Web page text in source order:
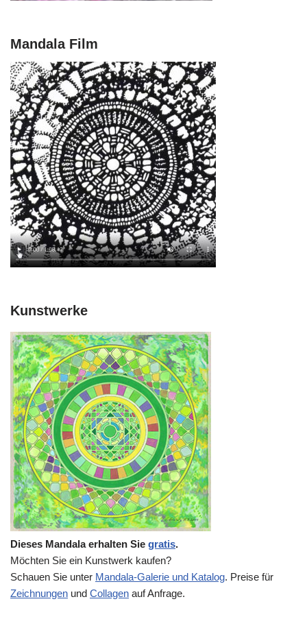
Mandala Film
Kunstwerke
Dieses Mandala erhalten Sie gratis.
Möchten Sie ein Kunstwerk kaufen?
Schauen Sie unter Mandala-Galerie und Katalog. Preise für
Zeichnungen und Collagen auf Anfrage.